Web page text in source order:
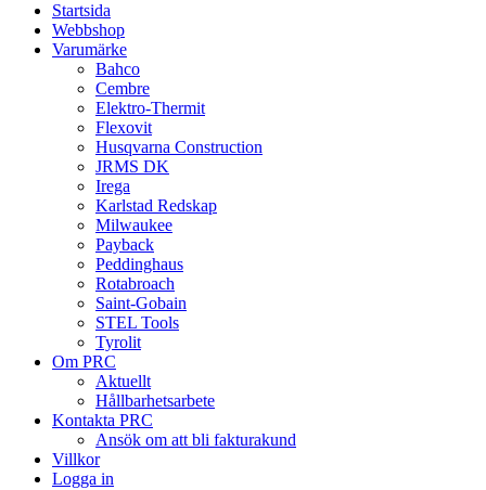
Startsida
Webbshop
Varumärke
Bahco
Cembre
Elektro-Thermit
Flexovit
Husqvarna Construction
JRMS DK
Irega
Karlstad Redskap
Milwaukee
Payback
Peddinghaus
Rotabroach
Saint-Gobain
STEL Tools
Tyrolit
Om PRC
Aktuellt
Hållbarhetsarbete
Kontakta PRC
Ansök om att bli fakturakund
Villkor
Logga in